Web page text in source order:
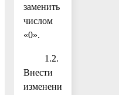
заменить
числом
«0».
1.2.
Внести
изменения